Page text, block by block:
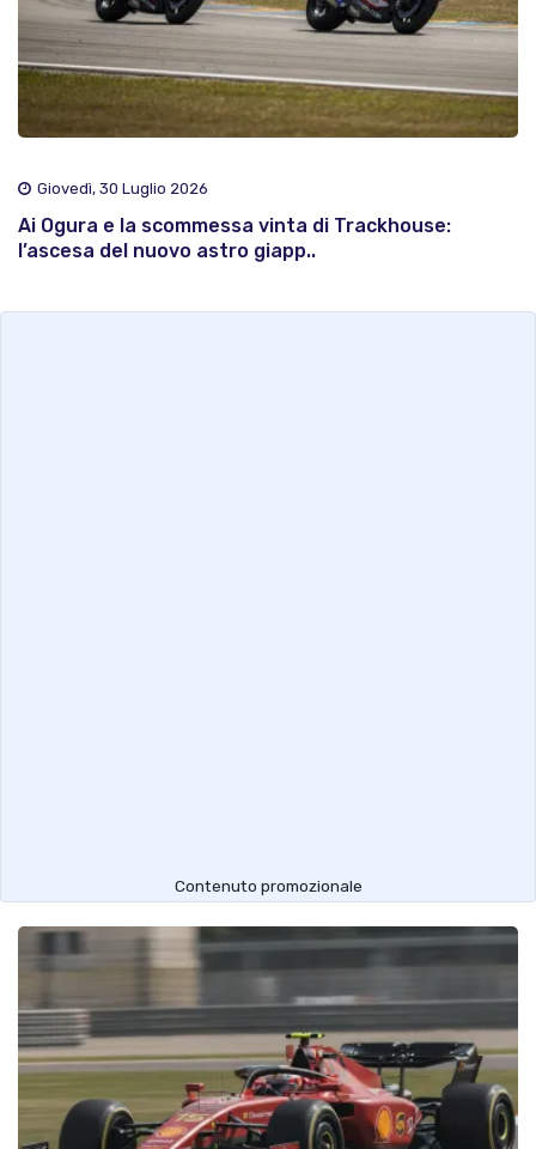
Giovedì, 30 Luglio 2026
Ai Ogura e la scommessa vinta di Trackhouse:
l’ascesa del nuovo astro giapp..
Contenuto promozionale